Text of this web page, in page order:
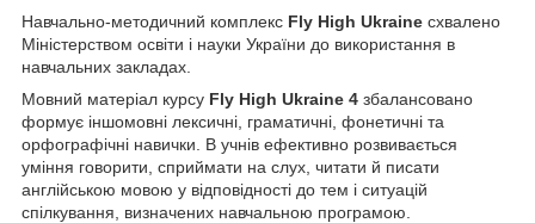
Навчально-методичний комплекс Fly High Ukraine схвалено
Міністерством освіти і науки України до використання в
навчальних закладах.
Мовний матеріал курсу Fly High Ukraine 4 збалансовано
формує іншомовні лексичні, граматичні, фонетичні та
орфографічні навички. В учнів ефективно розвивається
уміння говорити, сприймати на слух, читати й писати
англійською мовою у відповідності до тем і ситуацій
спілкування, визначених навчальною програмою.